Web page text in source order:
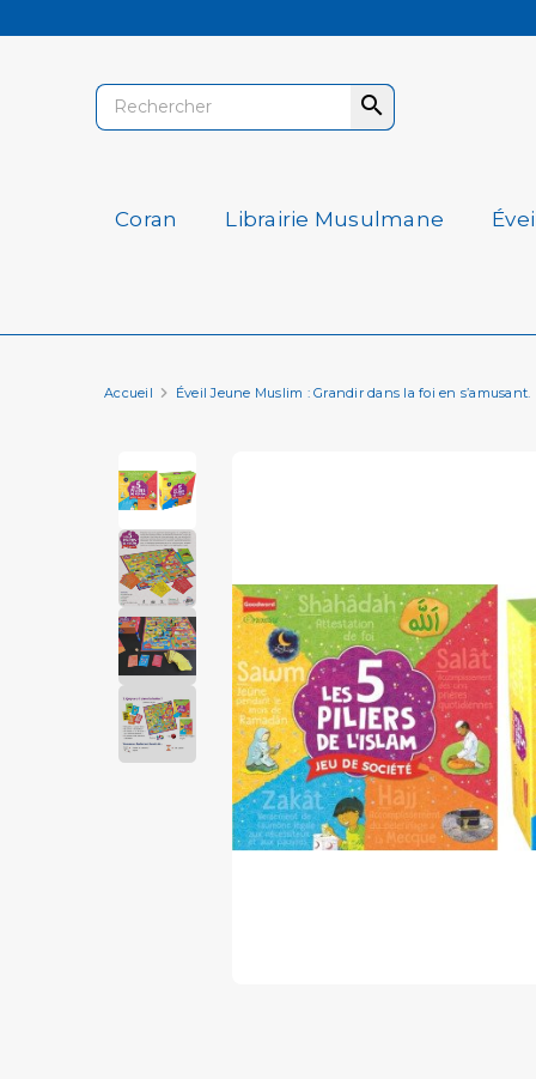

Coran Librairie Musulmane
Accueil Éveil Jeune Muslim : Grandir dans la foi en s’amusant.